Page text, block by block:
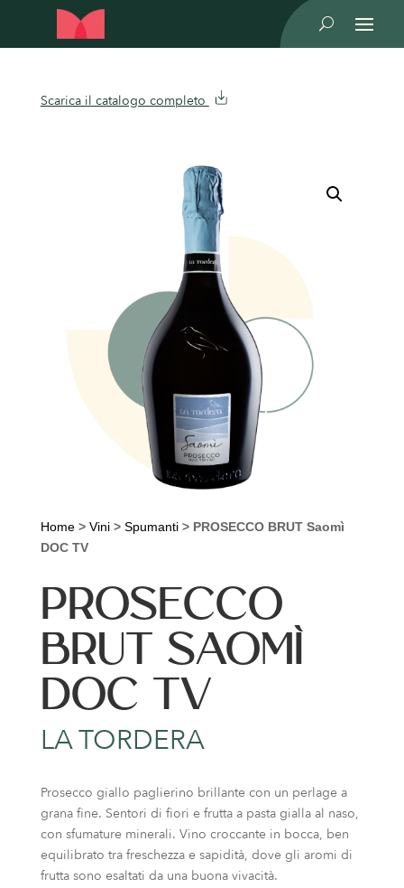
U
Scarica il catalogo completo
Home> Vini> Spumanti> PROSECCO BRUT Saomì
DOC TV
PROSECCO
BRUT SAOMÌ
DOC TV
LA TORDERA
Prosecco giallo paglierino brillante con un perlage a
grana fine. Sentori di fiori e frutta a pasta gialla al naso,
con sfumature minerali. Vino croccante in bocca, ben
equilibrato tra freschezza e sapidità, dove gli aromi di
frutta sono esaltati da una buona vivacità.